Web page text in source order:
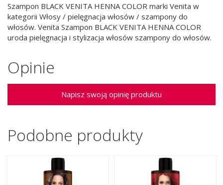
Szampon BLACK VENITA HENNA COLOR marki Venita w
kategorii Włosy / pielęgnacja włosów / szampony do
włosów. Venita Szampon BLACK VENITA HENNA COLOR
uroda pielęgnacja i stylizacja włosów szampony do włosów.
Opinie
Napisz swoją opinię produktu
Podobne produkty